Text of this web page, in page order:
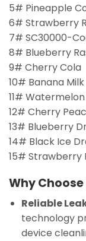
5# Pineapple
6# Strawberry
7# SC30000-
8# Blueberry
9# Cherry Cola
10# Banana Milk
11#
12# Cherry
13# Blueberry
14# Black Ice
15# Strawberry
Why Choose
Reliable
technology
device